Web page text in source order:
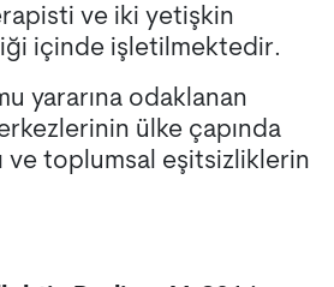
ve iki yetişkin
içinde işletilmektedir.
yararına odaklanan
ülke çapında
ve toplumsal eşitsizliklerin